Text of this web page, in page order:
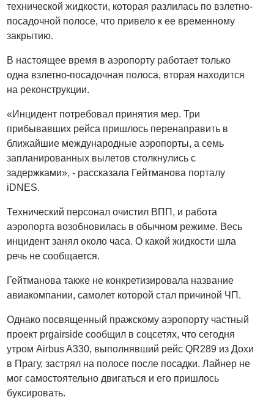
технической жидкости, которая разлилась по взлетно-
посадочной полосе, что привело к ее временному
закрытию.
В настоящее время в аэропорту работает только
одна взлетно-посадочная полоса, вторая находится
на реконструкции.
«Инцидент потребовал принятия мер. Три
прибывавших рейса пришлось перенаправить в
ближайшие международные аэропорты, а семь
запланированных вылетов столкнулись с
задержками», - рассказала Гейтманова порталу
iDNES.
Технический персонал очистил ВПП, и работа
аэропорта возобновилась в обычном режиме. Весь
инцидент занял около часа. О какой жидкости шла
речь не сообщается.
Гейтманова также не конкретизировала название
авиакомпании, самолет которой стал причиной ЧП.
Однако посвященный пражскому аэропорту частный
проект prgairside сообщил в соцсетях, что сегодня
утром Airbus A330, выполнявший рейс QR289 из Дохи
в Прагу, застрял на полосе после посадки. Лайнер не
мог самостоятельно двигаться и его пришлось
буксировать.